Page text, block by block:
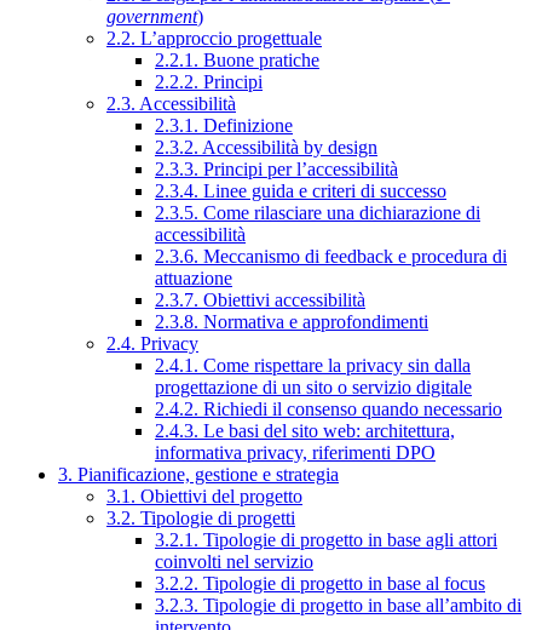
government)
2.2. L’approccio progettuale
2.2.1. Buone pratiche
2.2.2. Principi
2.3. Accessibilità
2.3.1. Definizione
2.3.2. Accessibilità by design
2.3.3. Principi per l’accessibilità
2.3.4. Linee guida e criteri di successo
2.3.5. Come rilasciare una dichiarazione di
accessibilità
2.3.6. Meccanismo di feedback e procedura di
attuazione
2.3.7. Obiettivi accessibilità
2.3.8. Normativa e approfondimenti
2.4. Privacy
2.4.1. Come rispettare la privacy sin dalla
progettazione di un sito o servizio digitale
2.4.2. Richiedi il consenso quando necessario
2.4.3. Le basi del sito web: architettura,
informativa privacy, riferimenti DPO
3. Pianificazione, gestione e strategia
3.1. Obiettivi del progetto
3.2. Tipologie di progetti
3.2.1. Tipologie di progetto in base agli attori
coinvolti nel servizio
3.2.2. Tipologie di progetto in base al focus
3.2.3. Tipologie di progetto in base all’ambito di